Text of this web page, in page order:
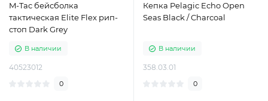
M-Tac бейсболка
тактическая Elite Flex рип-
стоп Dark Grey
В наличии
40523012
0
Кепка Pelagic Echo Open
Seas Black / Charcoal
В наличии
358.03.01
0